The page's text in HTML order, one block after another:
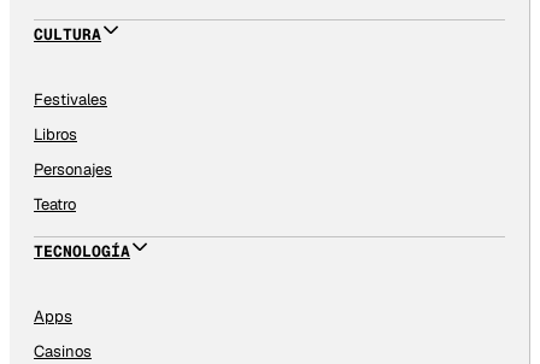
CULTURA
Festivales
Libros
Personajes
Teatro
TECNOLOGÍA
Apps
Casinos